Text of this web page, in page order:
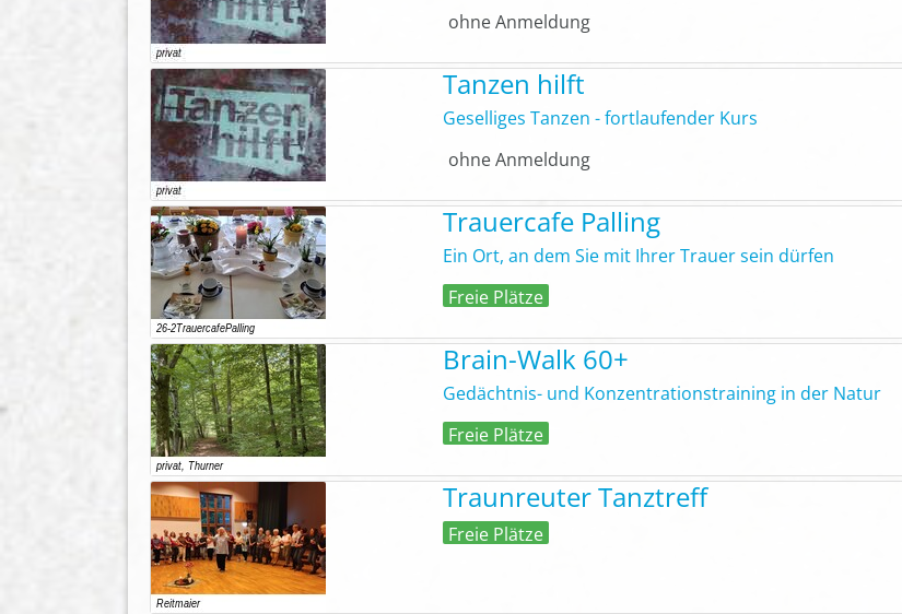
ohne Anmeldung
Tanzen hilft
Geselliges Tanzen - fortlaufender Kurs
ohne Anmeldung
Trauercafe Palling
Ein Ort, an dem Sie mit Ihrer Trauer sein dürfen
Freie Plätze
Brain-Walk 60+
Gedächtnis- und Konzentrationstraining in der Natur
Freie Plätze
Traunreuter Tanztreff
Freie Plätze